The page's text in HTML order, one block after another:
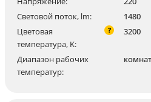
Световой поток, lm:
1480
Цветовая
температура, K:
? 3200
Диапазон рабочих
температур: